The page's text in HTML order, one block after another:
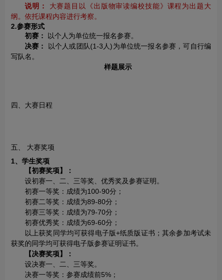
说明：
大赛题目以《出版物审读编校技能》课程为出题大
纲。依托课程内容进行考察。
2.参赛形式
初赛：
以个人为单位统一报名参赛。
决赛：
以个人或团队(1-3人)为单位统一报名参赛，可自行编
写队名。
样题展示
四、大赛日程
五、 大赛奖项
1、学生奖项
【初赛奖项】：
设初赛一、二、三等奖、优秀奖及参赛证明。
初赛一等奖：成绩为100-90分；
初赛二等奖：成绩为89-80分；
初赛三等奖：成绩为79-70分；
初赛优秀奖：成绩为69-60分；
以上获奖同学均可获得电子版+纸质版证书；其余参加考试未
获奖的同学均可获得电子版参赛证明证书。
【决赛奖项】：
设决赛一、二、三等奖。
决赛一等奖：参赛成绩前5%；